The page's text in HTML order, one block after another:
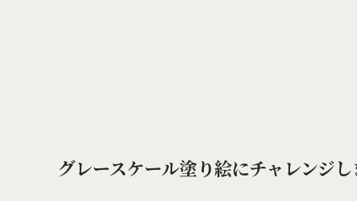
グレースケール塗り絵にチャレンジ